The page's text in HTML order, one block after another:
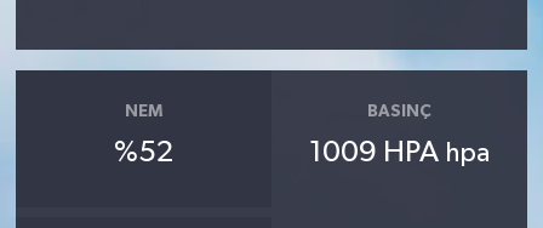
NEM
%52
BASINÇ
1009 HPA hpa